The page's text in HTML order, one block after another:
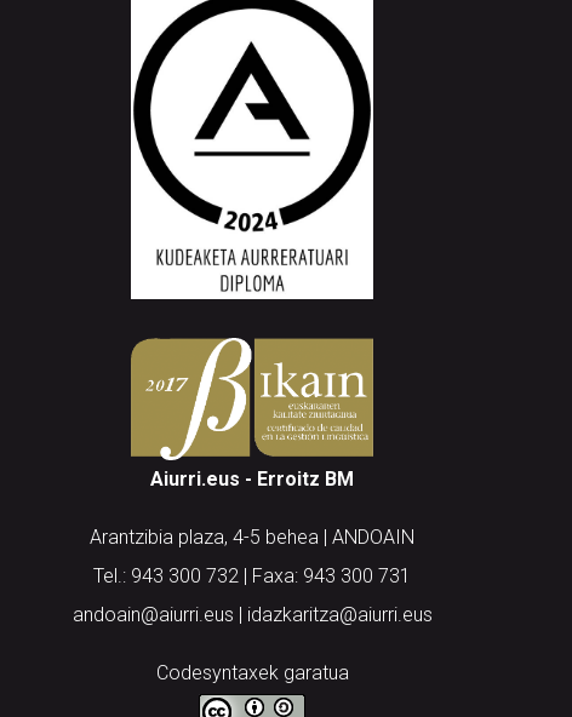
Aiurri.eus - Erroitz BM
Arantzibia plaza, 4-5 behea | ANDOAIN
Tel.: 943 300 732 | Faxa: 943 300 731
andoain@aiurri.eus | idazkaritza@aiurri.eus
Codesyntaxek garatua